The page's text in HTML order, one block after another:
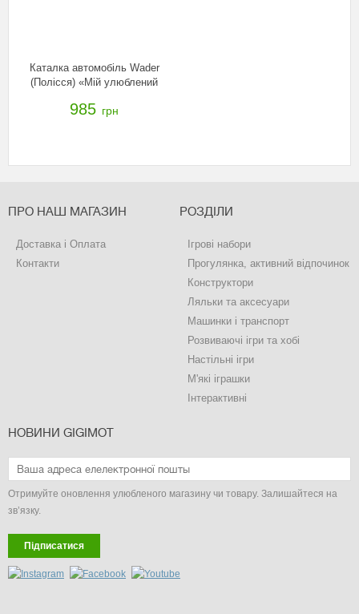
Каталка автомобіль Wader
(Полісся) «Мій улюблений
сигналом, 44600
985 грн
ПРО НАШ МАГАЗИН
Доставка і Оплата
Контакти
РОЗДІЛИ
Ігрові набори
Прогулянка, активний відпочинок
Конструктори
Ляльки та аксесуари
Машинки і транспорт
Розвиваючі ігри та хобі
Настільні ігри
М'які іграшки
Інтерактивні
НОВИНИ GIGIMOT
Отримуйте оновлення улюбленого магазину чи товару. Залишайтеся на
зв’язку.
Підписатися